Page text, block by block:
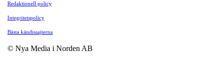
Redaktionell policy
Integritetspolicy
Bästa kändissajterna
© Nya Media i Norden AB